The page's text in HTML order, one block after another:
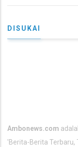
DISUKAI
Ambonews.com
'Berita-Berita Terbaru,